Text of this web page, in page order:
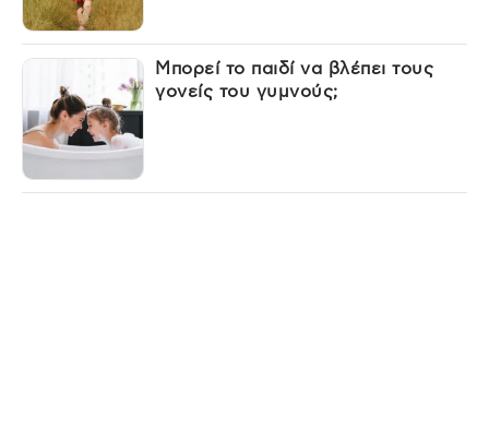
Μπορεί το παιδί να βλέπει τους
γονείς του γυμνούς;